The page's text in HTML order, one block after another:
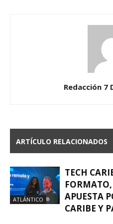
Redacción 7
ARTÍCULO RELACIONADOS
ATLÁNTICO
TECH
APUESTA
CARIBE Y